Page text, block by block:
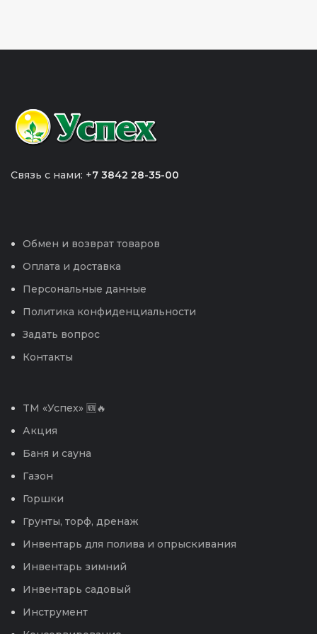
Связь с нами: +7 3842 28-35-00
Обмен и возврат товаров
Оплата и доставка
Персональные данные
Политика конфиденциальности
Задать вопрос
Контакты
TM «Успех» 🆕🔥
Акция
Баня и сауна
Газон
Горшки
Грунты, торф, дренаж
Инвентарь для полива и опрыскивания
Инвентарь зимний
Инвентарь садовый
Инструмент